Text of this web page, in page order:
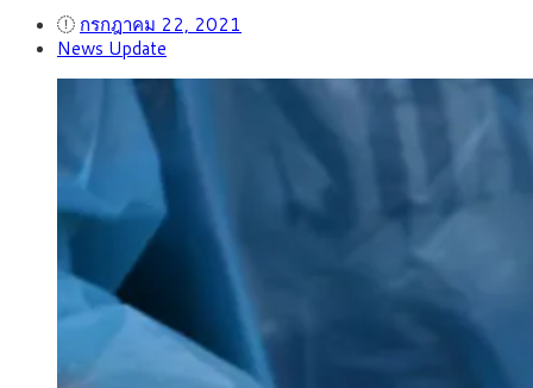
กรกฎาคม 22, 2021
News Update